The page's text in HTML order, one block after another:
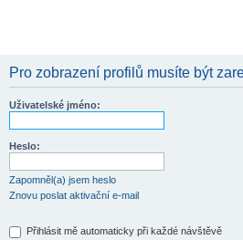
Pro zobrazení profilů musíte být
Uživatelské jméno:
Heslo:
Zapomněl(a) jsem heslo
Znovu poslat aktivační e-mail
Přihlásit mě automaticky při každé návštěvě